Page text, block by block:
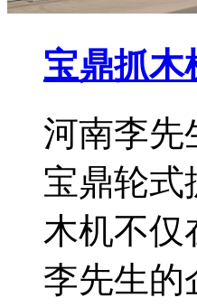
宝鼎抓木
河南李先
宝鼎轮式
木机不仅
李先生的